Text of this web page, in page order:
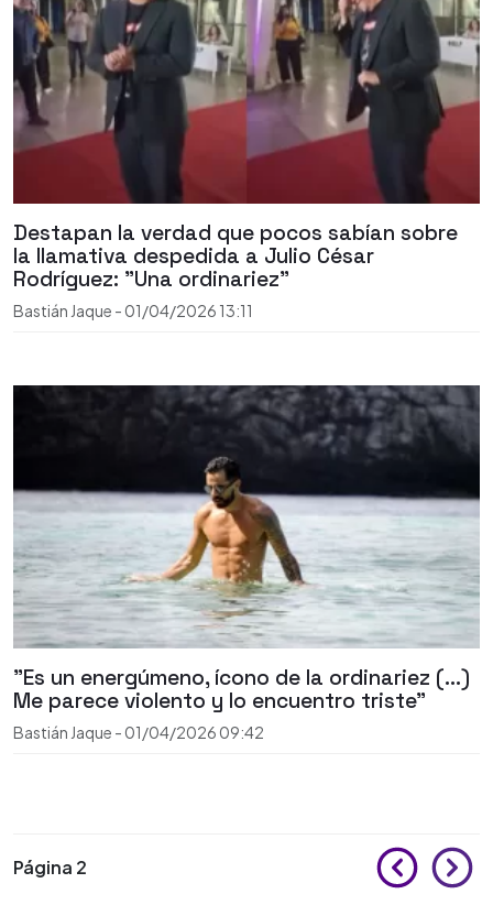
Destapan la verdad que pocos sabían sobre
la llamativa despedida a Julio César
Rodríguez: "Una ordinariez"
Bastián Jaque - 01/04/2026 13:11
"Es un energúmeno, ícono de la ordinariez (...)
Me parece violento y lo encuentro triste"
Bastián Jaque - 01/04/2026 09:42
Página 2